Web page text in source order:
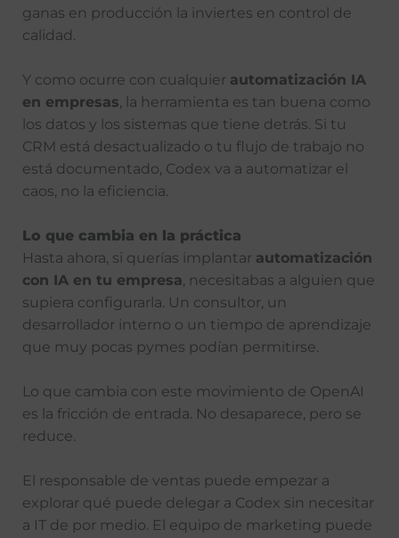
ganas en producción la inviertes en control de
calidad.
Y como ocurre con cualquier automatización IA
en empresas, la herramienta es tan buena como
los datos y los sistemas que tiene detrás. Si tu
CRM está desactualizado o tu flujo de trabajo no
está documentado, Codex va a automatizar el
caos, no la eficiencia.
Lo que cambia en la práctica
Hasta ahora, si querías implantar automatización
con IA en tu empresa, necesitabas a alguien que
supiera configurarla. Un consultor, un
desarrollador interno o un tiempo de aprendizaje
que muy pocas pymes podían permitirse.
Lo que cambia con este movimiento de OpenAI
es la fricción de entrada. No desaparece, pero se
reduce.
El responsable de ventas puede empezar a
explorar qué puede delegar a Codex sin necesitar
a IT de por medio. El equipo de marketing puede